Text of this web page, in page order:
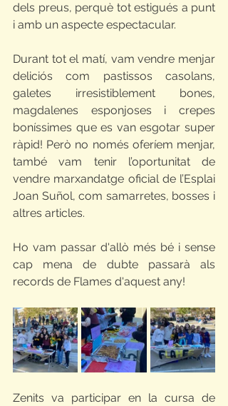
dels preus, perquè tot estigués a punt
i amb un aspecte espectacular.
Durant tot el matí, vam vendre menjar
deliciós com pastissos casolans,
galetes irresistiblement bones,
magdalenes esponjoses i crepes
boníssimes que es van esgotar super
ràpid! Però no només oferíem menjar,
també vam tenir l’oportunitat de
vendre marxandatge oficial de l’Esplai
Joan Suñol, com samarretes, bosses i
altres articles.
Ho vam passar d'allò més bé i sense
cap mena de dubte passarà als
records de Flames d'aquest any!
Zenits va participar en la cursa de